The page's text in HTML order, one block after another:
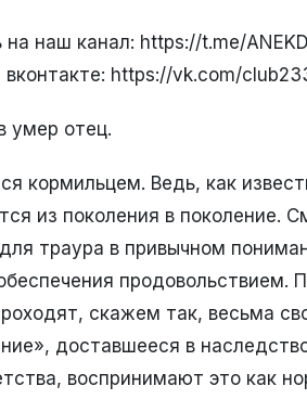
на наш канал: https://t.me/
https://vk.com/
умер отец.
кормильцем. Ведь, как
из поколения в поколение.
траура в привычном
продовольствием.
скажем так, весьма
доставшееся в
воспринимают это как